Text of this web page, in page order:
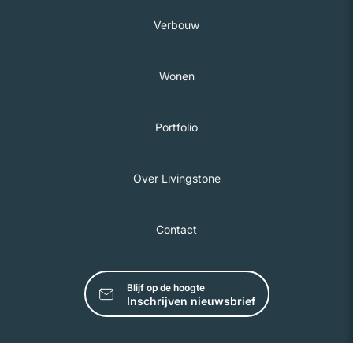
Verbouw
Wonen
Portfolio
Over Livingstone
Contact
Blijf op de hoogte
Inschrijven nieuwsbrief